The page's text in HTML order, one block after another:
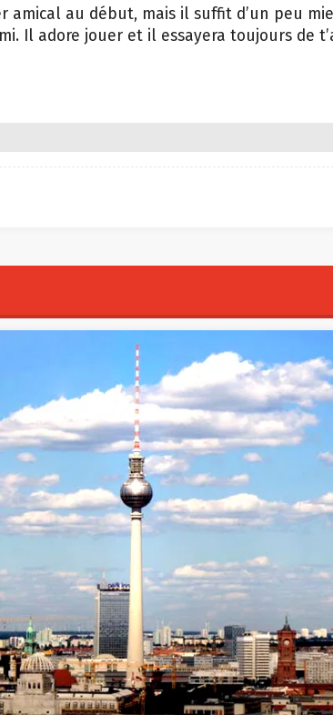
amical au début, mais il suffit d’un peu
Il adore jouer et il essayera toujours de